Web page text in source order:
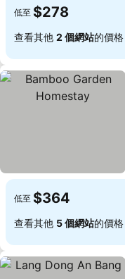
低至 $278
查看其他 2 個網站的價格
低至 $364
查看其他 5 個網站的價格